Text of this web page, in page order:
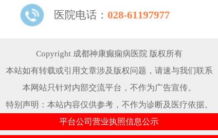
医院电话： 028-61197977
Copyright 成都神康癫痫病医院 版权所有
本站如有转载或引用文章涉及版权问题，请速与我们联系
本网站只针对内部交流平台，不作为广告宣传。
特别声明：本站内容仅供参考，不作为诊断及医疗依据。
平台公司营业执照信息公示